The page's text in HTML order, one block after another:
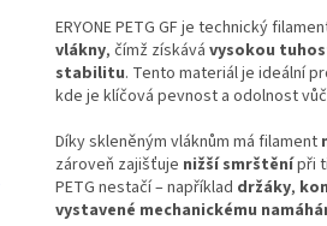
ERYONE PETG GF je technický
vlákny, čímž získává vysokou
stabilitu. Tento materiál je ideální
kde je klíčová pevnost a odolnost
Díky skleněným vláknům má filament
zároveň zajišťuje nižší smrštěnípři
PETG nestačí – například držáky,
vystavené mechanickému